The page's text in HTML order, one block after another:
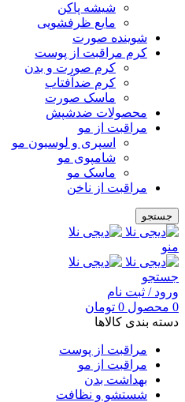
شیشه پاکن
مایع ظرفشویی
شوینده صورت
کرم مراقبت از پوست
کرم صورت و بدن
کرم ضدآفتاب
ماسک صورت
محصولات ضدشپش
مراقبت از مو
اسپری و لوسیون مو
شامپوی مو
ماسک مو
مراقبت از ناخن
جستجو
منو
جستجو
ورود / ثبت نام
0 محصول 0 تومان
دسته بندی کالاها
مراقبت از پوست
مراقبت از مو
بهداشت بدن
شستشو و نظافت